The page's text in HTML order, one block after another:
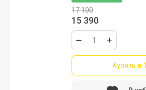
Название - А-Я
17 100
15 390
Купить в